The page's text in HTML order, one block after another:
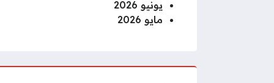
يونيو 2026
مايو 2026